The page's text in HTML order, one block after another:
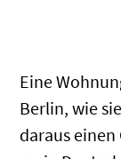
Eine
Berlin, wie
daraus einen